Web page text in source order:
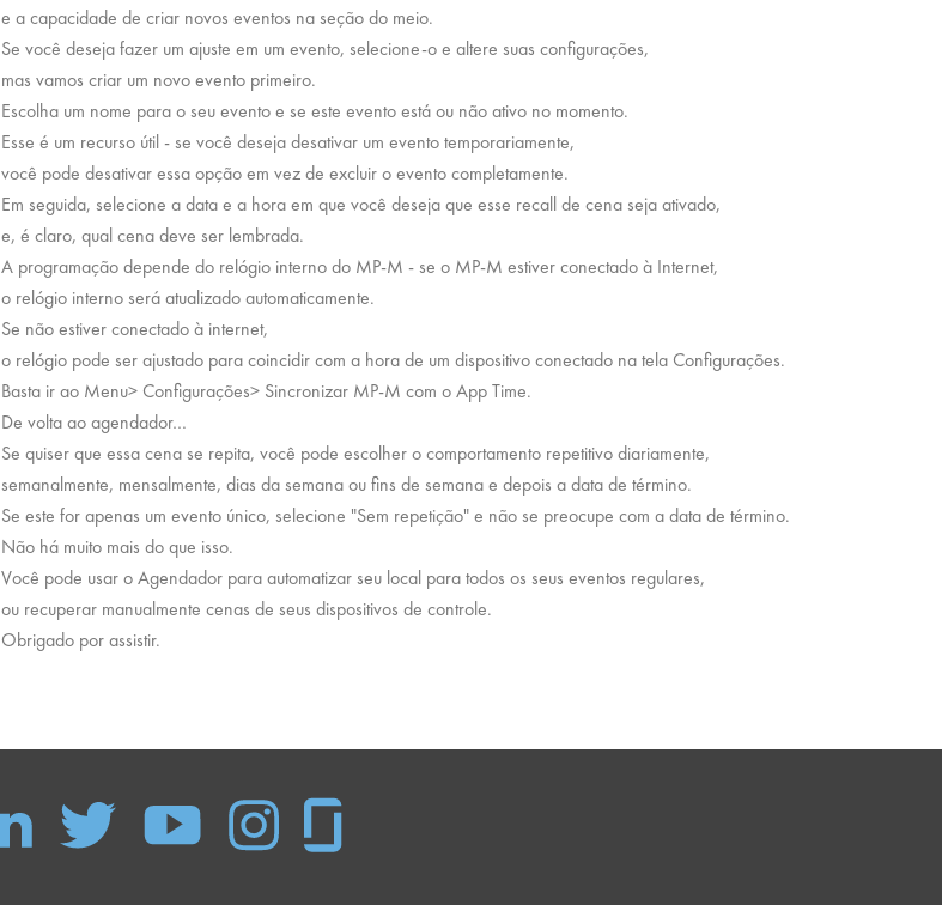
e a capacidade de criar novos eventos na seção do meio.
Se você deseja fazer um ajuste em um evento, selecione-o e altere suas configurações,
mas vamos criar um novo evento primeiro.
Escolha um nome para o seu evento e se este evento está ou não ativo no momento.
Esse é um recurso útil - se você deseja desativar um evento temporariamente,
você pode desativar essa opção em vez de excluir o evento completamente.
Em seguida, selecione a data e a hora em que você deseja que esse recall de cena seja ativado,
e, é claro, qual cena deve ser lembrada.
A programação depende do relógio interno do MP-M - se o MP-M estiver conectado à Internet,
o relógio interno será atualizado automaticamente.
Se não estiver conectado à internet,
o relógio pode ser ajustado para coincidir com a hora de um dispositivo conectado na tela Configurações.
Basta ir ao Menu> Configurações> Sincronizar MP-M com o App Time.
De volta ao agendador…
Se quiser que essa cena se repita, você pode escolher o comportamento repetitivo diariamente,
semanalmente, mensalmente, dias da semana ou fins de semana e depois a data de término.
Se este for apenas um evento único, selecione "Sem repetição" e não se preocupe com a data de término.
Não há muito mais do que isso.
Você pode usar o Agendador para automatizar seu local para todos os seus eventos regulares,
ou recuperar manualmente cenas de seus dispositivos de controle.
Obrigado por assistir.